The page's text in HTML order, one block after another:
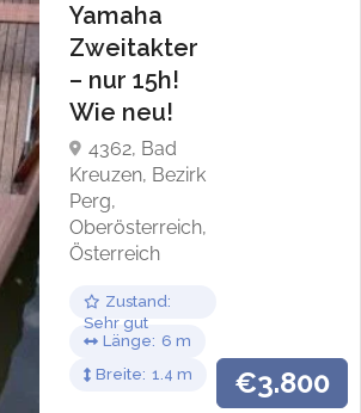
Yamaha
Zweitakter
– nur 15h!
Wie neu!
4362, Bad
Kreuzen, Bezirk
Perg,
Oberösterreich,
Österreich
Sehr gut
Zustand
6
Länge
1.4
Breite €3.800